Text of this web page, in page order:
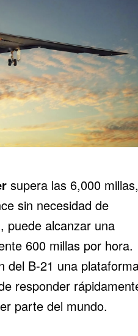
supera las 6,000 millas,
sin necesidad de
puede alcanzar una
600 millas por hora.
del B-21 una
responder
parte del mundo.